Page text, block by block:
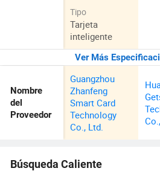
Tipo
Tarjeta
inteligente
Ver Más
Nombre
del
Proveedor
Guangzhou
Zhanfeng
Smart Card
Technology
Co., Ltd.
Búsqueda Caliente